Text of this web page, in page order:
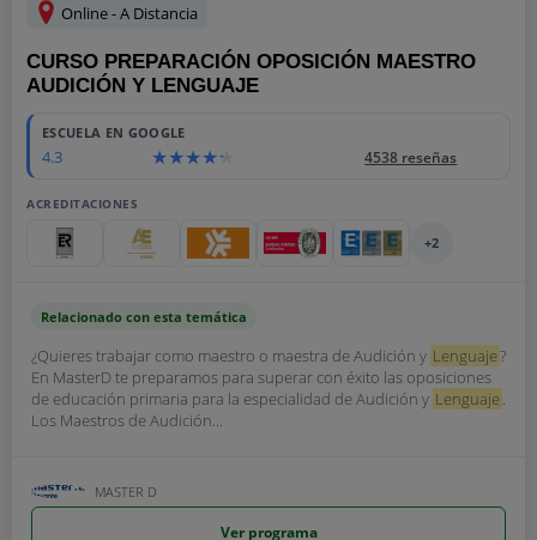
Online - A Distancia
CURSO PREPARACIÓN OPOSICIÓN MAESTRO
AUDICIÓN Y LENGUAJE
ESCUELA EN GOOGLE
4.3 4538 reseñas
ACREDITACIONES
+2
Relacionado con esta temática
¿Quieres trabajar como maestro o maestra de Audición y Lenguaje?
En MasterD te preparamos para superar con éxito las oposiciones
de educación primaria para la especialidad de Audición y Lenguaje.
Los Maestros de Audición...
MASTER D
Ver programa